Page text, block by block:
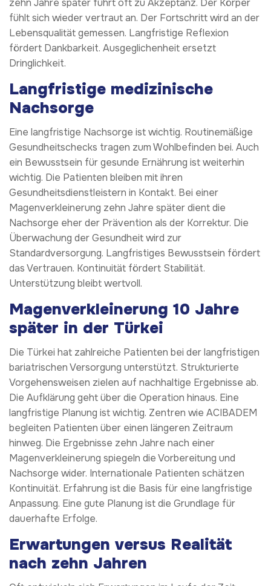
zehn Jahre später führt oft zu Akzeptanz. Der Körper
fühlt sich wieder vertraut an. Der Fortschritt wird an der
Lebensqualität gemessen. Langfristige Reflexion
fördert Dankbarkeit. Ausgeglichenheit ersetzt
Dringlichkeit.
Langfristige medizinische
Nachsorge
Eine langfristige Nachsorge ist wichtig. Routinemäßige
Gesundheitschecks tragen zum Wohlbefinden bei. Auch
ein Bewusstsein für gesunde Ernährung ist weiterhin
wichtig. Die Patienten bleiben mit ihren
Gesundheitsdienstleistern in Kontakt. Bei einer
Magenverkleinerung zehn Jahre später dient die
Nachsorge eher der Prävention als der Korrektur. Die
Überwachung der Gesundheit wird zur
Standardversorgung. Langfristiges Bewusstsein fördert
das Vertrauen. Kontinuität fördert Stabilität.
Unterstützung bleibt wertvoll.
Magenverkleinerung 10 Jahre
später in der Türkei
Die Türkei hat zahlreiche Patienten bei der langfristigen
bariatrischen Versorgung unterstützt. Strukturierte
Vorgehensweisen zielen auf nachhaltige Ergebnisse ab.
Die Aufklärung geht über die Operation hinaus. Eine
langfristige Planung ist wichtig. Zentren wie ACIBADEM
begleiten Patienten über einen längeren Zeitraum
hinweg. Die Ergebnisse zehn Jahre nach einer
Magenverkleinerung spiegeln die Vorbereitung und
Nachsorge wider. Internationale Patienten schätzen
Kontinuität. Erfahrung ist die Basis für eine langfristige
Anpassung. Eine gute Planung ist die Grundlage für
dauerhafte Erfolge.
Erwartungen versus Realität
nach zehn Jahren